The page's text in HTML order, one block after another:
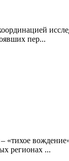
пер...
«тихое
регионах ...